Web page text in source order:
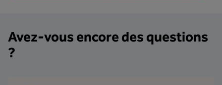
Avez-vous encore des questions
?